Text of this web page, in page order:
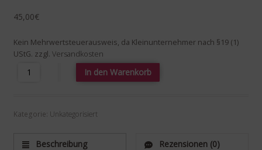
45,00€
Kein Mehrwertsteuerausweis, da Kleinunternehmer nach §19 (1)
UStG. zzgl. Versandkosten
Kaffee Tasse- Tee Tasse blau Menge
In den Warenkorb
Kategorie: Unkategorisiert
Beschreibung Rezensionen (0)